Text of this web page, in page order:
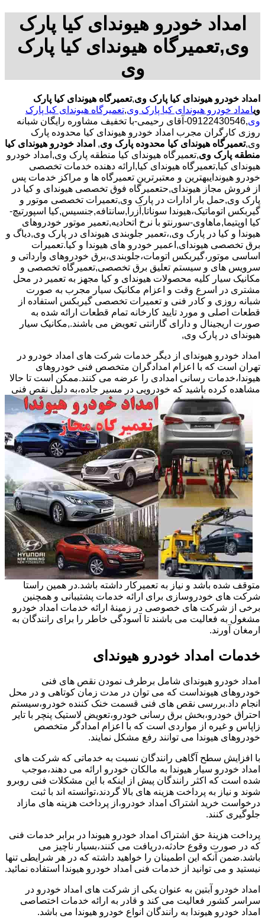
امداد خودرو هیوندای کیا پارک
وی,تعمیرگاه هیوندای کیا پارک
وی
امداد خودرو هیوندای کیا پارک وی,تعمیرگاه هیوندای کیا پارک
ویامداد خودرو هیوندای کیا پارک وی,تعمیرگاه هیوندای کیا پارک
وی
,09122430546-آقای رحیمی-با تخفیف مشاوره رایگان شبانه
روزی کارگران مجرب امداد خودرو هیوندای کیا محدوده پارک
وی,تعمیرگاه هیوندای کیا محدوده پارک وی, امداد خودرو هیوندای کیا
منطقه پارک وی,تعمیرگاه هیوندای کیا منطقه پارک وی,امداد خودرو
هیوندای کیا,تعمیرگاه هیوندای کیا,ارائه دهنده خدمات تخصصی
خودرو هیوندایبهترین و معتبرترین تعمیرگاه ها و مراکز خدمات پس
از فروش مجاز هیوندای,حتعمیرگاه فوق تخصصی هیوندای و کیا در
پارک وی,حمل بار ادارات در پارک وی,تعمیرات تخصصی موتور و
گیربکس اتوماتیک،هیوندا سوناتا,آزرا,سانتافه,جنسیس,کیا اسپورتیچ-
کیا اوپتیما‌,ماهاوی-سورنتو با نرخ اتحادیه,تعمیر موتور خودروهای
هیوندا و کیا در پارک وی,،تعمیر جلوبندی هیوندای در پارک وی,دیاگ و
برق تخصصی هیوندای,اعمیر خودرو های هیوندا و کیا.تعمیرات
اساسی موتور،گیربکس اتومات،جلوبندی،برق خودروهای وارداتی و
سرویس های و سیستم تعلیق برق تخصصی,تعمیرگاه تخصصی و
مکانیک سیار کلیه محصولات هیوندای و کیا مجهز به تعمیر در محل
مشتری در اسرع وقت و اعزام مکانیک سیار مجرب به صورت
شبانه روزی و کادر فنی و تعمیرات تخصصی گیربکس استفاده از
قطعات اصلی و مورد تایید کارخانه تمام قطعات ارائه شده به
صورت اریجینال و دارای گارانتی تعویض می باشند.,مکانیک سیار
هیوندای در پارک وی,
امداد خودرو هیوندای از دیگر خدمات شرکت های امداد خودرو در
تهران است که با اعزام امدادگران متخصص فنی خودروهای
هیوندا،خدمات رسانی امدادی را عرضه می کنند.ممکن است تا حالا
مشاهده کرده باشید که خودرویی در مسیر جاده،به دلیل نقص فنی
متوقف شده باشد و نیاز به تعمیرکار داشته باشد.در همین راستا
شرکت های خودروسازی برای ارائه خدمات پشتیبانی و همچنین
برخی از شرکت های خصوصی در زمینۀ ارائه خدمات امداد خودرو
مشغول به فعالیت می باشند تا آسودگی خاطر را برای رانندگان به
ارمغان آورند.
خدمات امداد خودرو هیوندای
امداد خودرو هیوندای شامل برطرف نمودن نقص های فنی
خودروهای هیونداست که می توان در مدت زمان کوتاهی و در محل
انجام داد.بررسی نقص های فنی قسمت خنک کننده خودرو،سیستم
احتراق خودرو،بخش برق رسانی خودرو،تعویض لاستیک پنچر با تایر
زاپاس و غیره از مواردی است که با اعزام امدادگر متخصص
خودروهای هیوندا می توانند رفع مشکل نمایند.
با افزایش سطح آگاهی رانندگان نسبت به خدماتی که شرکت های
امداد خودرو سیار هیوندا به مالکان خودرو ارائه می دهند،موجب
شده است که اکثر رانندگان پیش از اینکه با این مشکلات فنی روبرو
شوند و نیاز به پرداخت هزینه های بالا گردند،توانسته اند با ثبت
درخواست خرید اشتراک امداد خودرو،از پرداخت هزینه های مازاد
جلوگیری کنند.
پرداخت هزینۀ حق اشتراک امداد خودرو هیوندا در برابر خدمات فنی
که در صورت وقوع حادثه،دریافت می کنند،بسیار ناچیز می
باشد.ضمن آنکه این اطمینان را خواهید داشته که در هر شرایطی تنها
نیستید و می توانید از خدمات فنی امداد خودرو هیوندا استفاده نمائید.
امداد خودرو آبتین به عنوان یکی از شرکت های امداد خودرو در
سراسر کشور فعالیت می کند و قادر به ارائه خدمات اختصاصی
امداد خودرو هیوندا به رانندگان انواع خودرو هیوندا می باشد.